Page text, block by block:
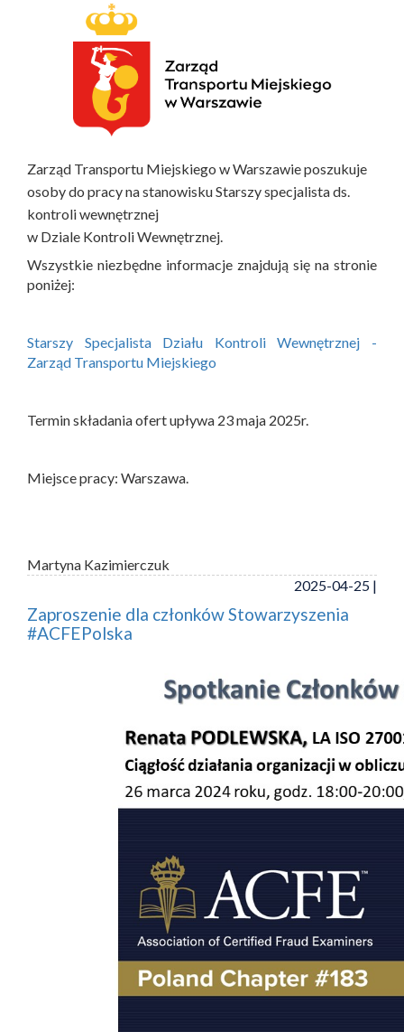
Zarząd Transportu Miejskiego w Warszawie poszukuje
osoby do pracy na stanowisku Starszy specjalista ds.
kontroli wewnętrznej
w Dziale Kontroli Wewnętrznej.
Wszystkie niezbędne informacje znajdują się na stronie
poniżej:
Starszy Specjalista Działu Kontroli Wewnętrznej -
Zarząd Transportu Miejskiego
Termin składania ofert upływa 23 maja 2025r.
Miejsce pracy: Warszawa.
Martyna Kazimierczuk
2025-04-25 |
Zaproszenie dla członków Stowarzyszenia
#ACFEPolska